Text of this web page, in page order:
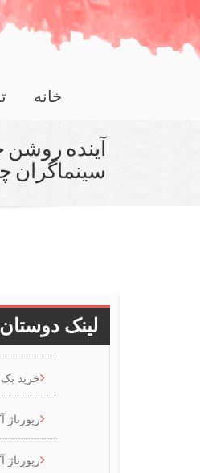
خانه
آینده روشن
سینماگران
لینک دوستان
خرید بک
رپورتاژ